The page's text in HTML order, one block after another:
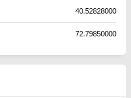
40.52828000
72.79850000